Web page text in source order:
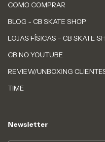
COMO COMPRAR
BLOG - CB SKATE SHOP
LOJAS FÍSICAS - CB SKATE
CB NO YOUTUBE
REVIEW/UNBOXING
TIME
Newsletter